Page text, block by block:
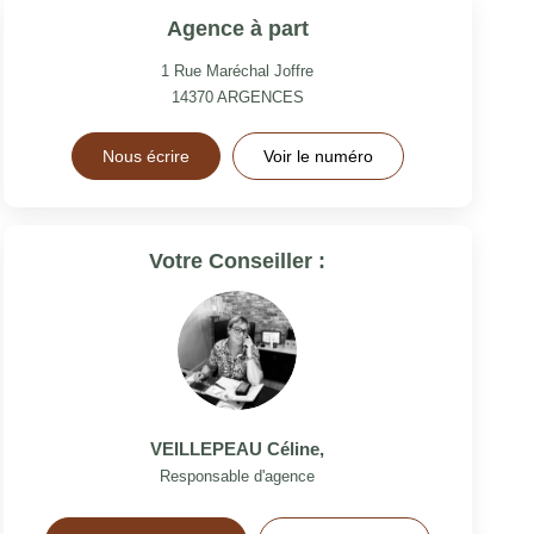
Agence à part
1 Rue Maréchal Joffre
14370 ARGENCES
Nous écrire Voir le numéro
Votre Conseiller :
VEILLEPEAU Céline,
Responsable d'agence